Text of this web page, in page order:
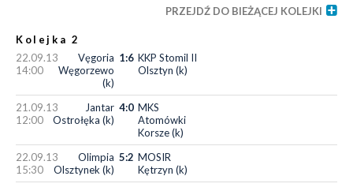
PRZEJDŹ DO BIEŻĄCEJ KOLEJKI
Kolejka 2
22.09.13
14:00
Vęgoria
Węgorzewo
(k)
1:6 KKP Stomil II
Olsztyn (k)
21.09.13
12:00
Jantar
Ostrołęka (k)
4:0 MKS
Atomówki
Korsze (k)
22.09.13
15:30
Olimpia
Olsztynek (k)
5:2 MOSIR
Kętrzyn (k)